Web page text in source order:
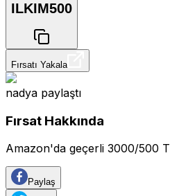
ILKIM500
Fırsatı Yakala
nadya paylaştı
Fırsat Hakkında
Amazon'da geçerli 3000/500
Paylaş